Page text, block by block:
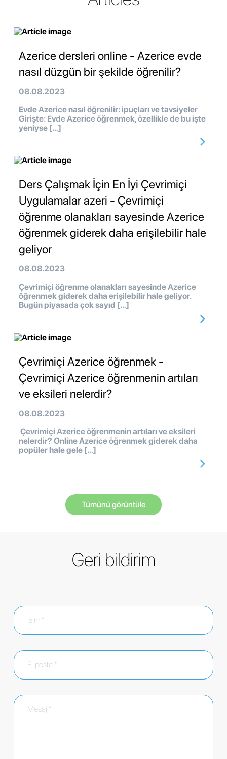
Azerice dersleri online - Azerice evde
nasıl düzgün bir şekilde öğrenilir?
08.08.2023
Evde Azerice nasıl öğrenilir: ipuçları ve tavsiyeler
Girişte: Evde Azerice öğrenmek, özellikle de bu işte
yeniyse […]
Ders Çalışmak İçin En İyi Çevrimiçi
Uygulamalar azeri - Çevrimiçi
öğrenme olanakları sayesinde Azerice
öğrenmek giderek daha erişilebilir hale
geliyor
08.08.2023
Çevrimiçi öğrenme olanakları sayesinde Azerice
öğrenmek giderek daha erişilebilir hale geliyor.
Bugün piyasada çok sayıd […]
Çevrimiçi Azerice öğrenmek -
Çevrimiçi Azerice öğrenmenin artıları
ve eksileri nelerdir?
08.08.2023
Çevrimiçi Azerice öğrenmenin artıları ve eksileri
nelerdir? Online Azerice öğrenmek giderek daha
popüler hale gele […]
Tümünü görüntüle
Geri bildirim